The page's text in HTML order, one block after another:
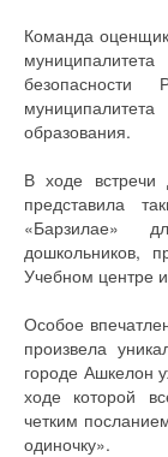
Команда
безопасности
образования.
В ходе встречи
представила
«Барзилае»
дошкольников,
Учебном центре
Особое
произвела
городе Ашкелон
ходе которой
четким
одиночку».